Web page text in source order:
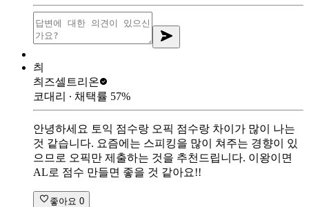
츼
츼즈셀트리온
코대리 ∙ 채택률 57%
안녕하세요 토익 점수랑 오픽 점수랑 차이가 많이 나는
것 같습니다. 요즘에는 스피킹을 많이 쳐주는 경향이 있
으므로 오픽만 제출하는 것을 추천드립니다. 이왕이면
AL로 점수 만들면 좋을 것 같아요!!
좋아요 0